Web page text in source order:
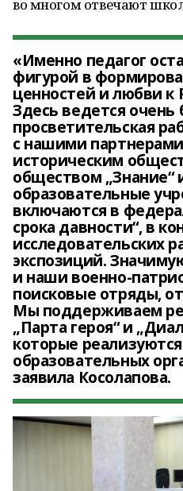
во многом отвечают
«Именно педагог
фигурой в
ценностей и любви
Здесь ведется очень
просветительская
с нашими
историческим
обществом
образовательные
включаются в
срока давности“, в
исследовательских
экспозиций.
и наши военно-
поисковые отряды,
Мы поддерживаем
„Парта героя“ и
которые
образовательных
заявила Косолапова.